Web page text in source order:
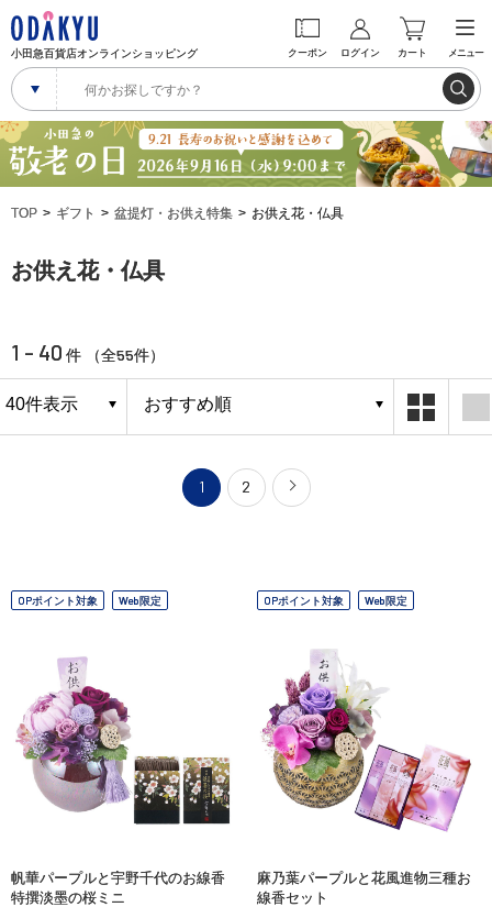
小田急百貨店オンラインショッピング クーポン ログイン カート メニュー
TOP ギフト 盆提灯・お供え特集 お供え花・仏具
お供え花・仏具
1 - 40 件 （全55件）
1 2
OPポイント対象 Web限定
帆華パープルと宇野千代のお線香
特撰淡墨の桜ミニ
OPポイント対象 Web限定
麻乃葉パープルと花風進物三種お
線香セット